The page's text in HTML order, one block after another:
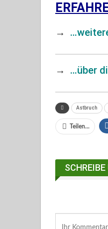
→
→ …über
Astbruch
Teilen...